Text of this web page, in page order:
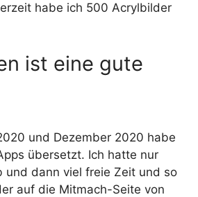
habe ich 500 Acrylbilder
ist eine gute
und Dezember 2020 habe
übersetzt. Ich hatte nur
und dann viel freie Zeit und so
auf die Mitmach-Seite von